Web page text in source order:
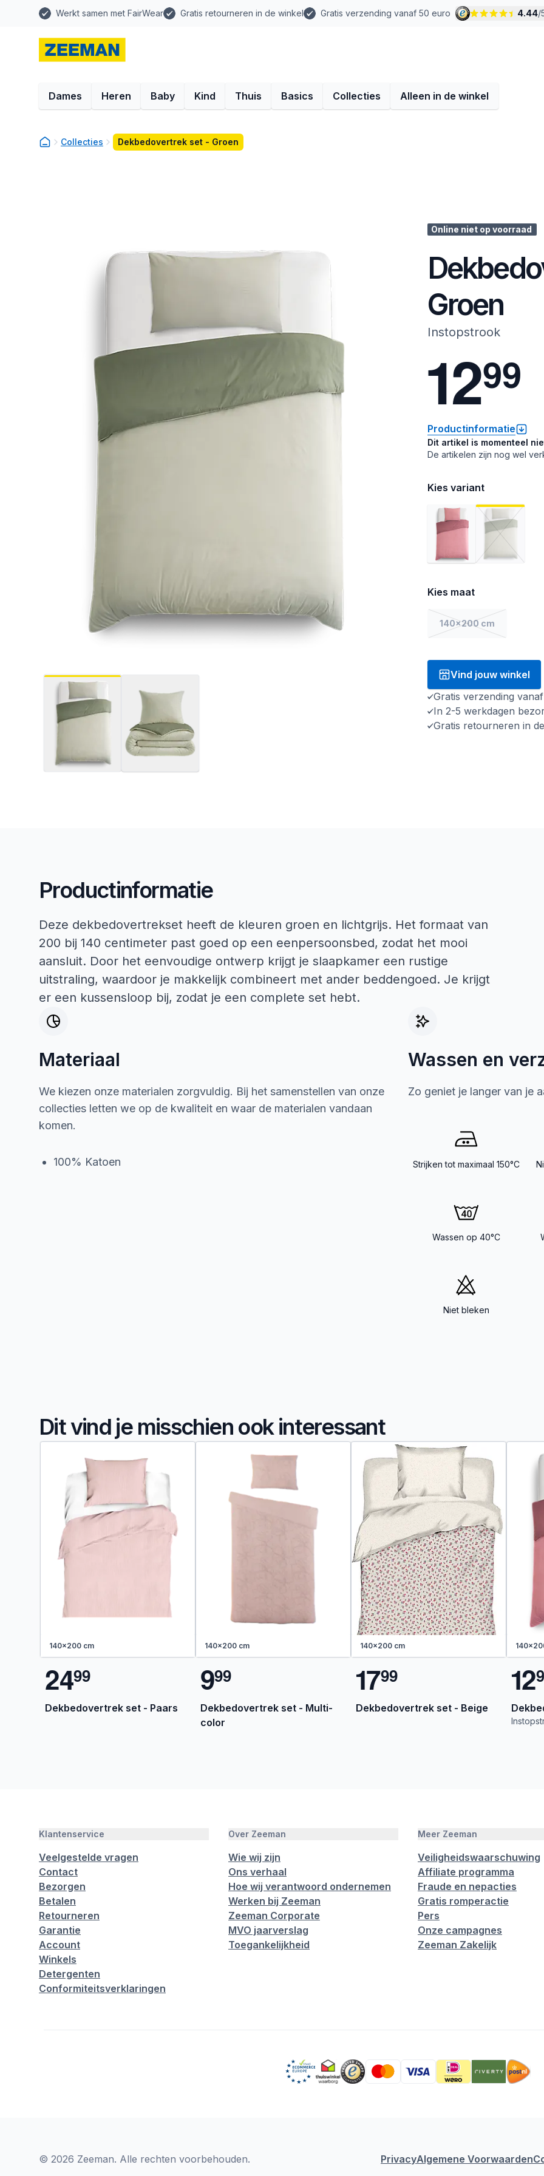
Werkt samen met FairWear Gratis retourneren in de winkel Gratis verzending vanaf 50 euro 4.44/
Dames Heren Baby Kind Thuis Basics Collecties Alleen in de winkel
Collecties Dekbedovertrek set - Groen
Online niet op voorraad
Groen
Instopstrook
1299
Productinformatie
Dit artikel is momenteel
De artikelen zijn nog wel
Kies variant
Kies maat
140x200 cm
Vind jouw winkel
Gratis verzending
In 2-5 werkdagen
Gratis retourneren in
Productinformatie
Deze dekbedovertrekset heeft de kleuren groen en lichtgrijs. Het formaat van
200 bij 140 centimeter past goed op een eenpersoonsbed, zodat het mooi
aansluit. Door het eenvoudige ontwerp krijgt je slaapkamer een rustige
uitstraling, waardoor je makkelijk combineert met ander beddengoed. Je krijgt
er een kussensloop bij, zodat je een complete set hebt.
Materiaal
We kiezen onze materialen zorgvuldig. Bij het samenstellen van onze
collecties letten we op de kwaliteit en waar de materialen vandaan
komen.
100% Katoen
Wassen en
Zo geniet je langer van je
Strijken tot maximaal 150°C
Wassen op 40°C
Niet bleken
Dit vind je misschien ook interessant
140x200 cm
2499
Dekbedovertrek set - Paars
140x200 cm
999
Dekbedovertrek set - Multi-
color
140x200 cm
1799
Dekbedovertrek set - Beige
129
Klantenservice
Veelgestelde vragen
Contact
Bezorgen
Betalen
Retourneren
Garantie
Account
Winkels
Detergenten
Conformiteitsverklaringen
Over Zeeman
Wie wij zijn
Ons verhaal
Hoe wij verantwoord ondernemen
Werken bij Zeeman
Zeeman Corporate
MVO jaarverslag
Toegankelijkheid
Meer Zeeman
Veiligheidswaarschuwing
Affiliate programma
Fraude en nepacties
Gratis romperactie
Pers
Onze campagnes
Zeeman Zakelijk
© 2026 Zeeman. Alle rechten voorbehouden. PrivacyAlgemene Voorwaarden